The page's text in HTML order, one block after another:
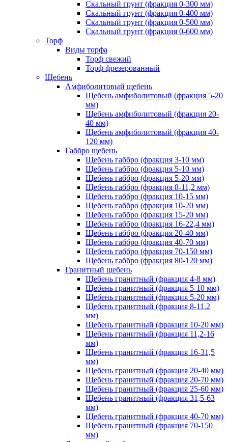
Скальный грунт (фракция 0-300 мм)
Скальный грунт (фракция 0-400 мм)
Скальный грунт (фракция 0-500 мм)
Скальный грунт (фракция 0-600 мм)
Торф
Виды торфа
Торф свежий
Торф фрезерованный
Щебень
Амфиболитовый щебень
Щебень амфиболитовый (фракция 5-20
мм)
Щебень амфиболитовый (фракция 20-
40 мм)
Щебень амфиболитовый (фракция 40-
120 мм)
Габбро щебень
Щебень габбро (фракция 3-10 мм)
Щебень габбро (фракция 5-10 мм)
Щебень габбро (фракция 5-20 мм)
Щебень габбро (фракция 8-11,2 мм)
Щебень габбро (фракция 10-15 мм)
Щебень габбро (фракция 10-20 мм)
Щебень габбро (фракция 15-20 мм)
Щебень габбро (фракция 16-22,4 мм)
Щебень габбро (фракция 20-40 мм)
Щебень габбро (фракция 40-70 мм)
Щебень габбро (фракция 70-150 мм)
Щебень габбро (фракция 80-120 мм)
Гранитный щебень
Щебень гранитный (фракция 4-8 мм)
Щебень гранитный (фракция 5-10 мм)
Щебень гранитный (фракция 5-20 мм)
Щебень гранитный (фракция 8-11,2
мм)
Щебень гранитный (фракция 10-20 мм)
Щебень гранитный (фракция 11,2-16
мм)
Щебень гранитный (фракция 16-31,5
мм)
Щебень гранитный (фракция 20-40 мм)
Щебень гранитный (фракция 20-70 мм)
Щебень гранитный (фракция 25-60 мм)
Щебень гранитный (фракция 31,5-63
мм)
Щебень гранитный (фракция 40-70 мм)
Щебень гранитный (фракция 70-150
мм)